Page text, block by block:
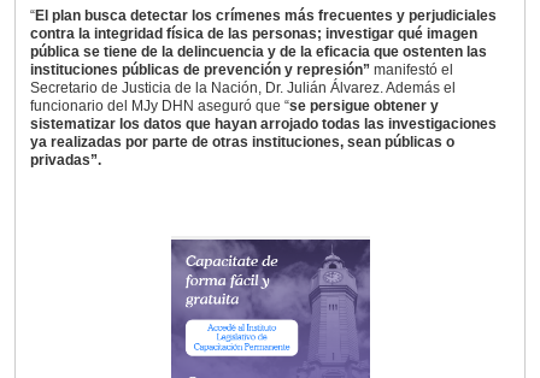
“El plan busca detectar los crímenes más frecuentes y perjudiciales
contra la integridad física de las personas; investigar qué imagen
pública se tiene de la delincuencia y de la eficacia que ostenten las
instituciones públicas de prevención y represión” manifestó el
Secretario de Justicia de la Nación, Dr. Julián Álvarez. Además el
funcionario del MJy DHN aseguró que “se persigue obtener y
sistematizar los datos que hayan arrojado todas las investigaciones
ya realizadas por parte de otras instituciones, sean públicas o
privadas”.